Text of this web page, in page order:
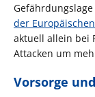
der
aktuell allein bei
Attacken um
Vorsorge